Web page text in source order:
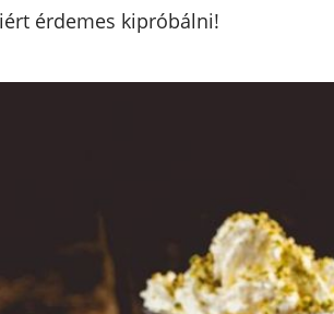
érdemes kipróbálni!